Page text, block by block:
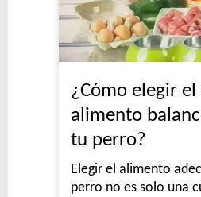
¿Cómo elegir
alimento
tu perro?
Elegir el alimento
perro no es solo una